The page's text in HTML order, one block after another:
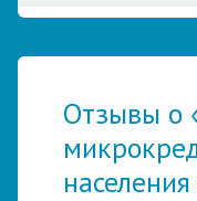
Отзывы о